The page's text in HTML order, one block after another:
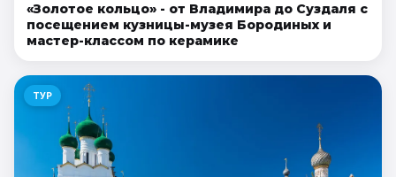
«Золотое кольцо» - от Владимира до Суздаля с
посещением кузницы-музея Бородиных и
мастер-классом по керамике
ТУР